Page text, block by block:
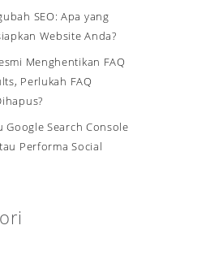
SEO: Apa yang
Website Anda?
Menghentikan FAQ
Perlukah FAQ
Google Search Console
Performa Social